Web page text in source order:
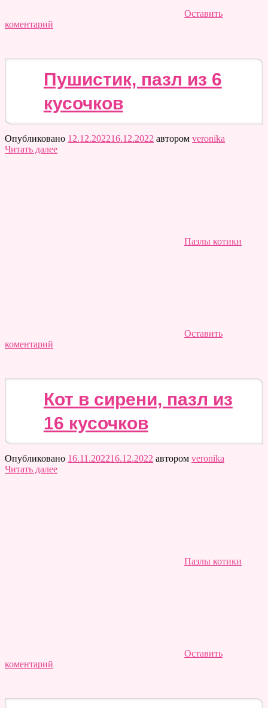
Оставить
коментарий
Пушистик, пазл из 6
кусочков
Опубликовано 12.12.202216.12.2022 автором veronika
Читать далее
Пазлы котики
Оставить
коментарий
Кот в сирени, пазл из
16 кусочков
Опубликовано 16.11.202216.12.2022 автором veronika
Читать далее
Пазлы котики
Оставить
коментарий